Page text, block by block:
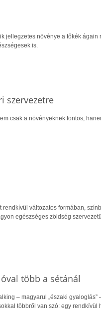
jellegzetes növénye a tőkék
is.
szervezetre
csak a növényeknek fontos,
rendkívül változatos formában,
egészséges zöldség
több a sétánál
– magyarul „északi
többről van szó: egy rendkívül